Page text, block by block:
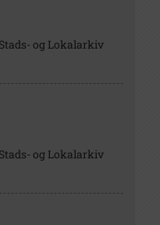
og Lokalarkiv
og Lokalarkiv